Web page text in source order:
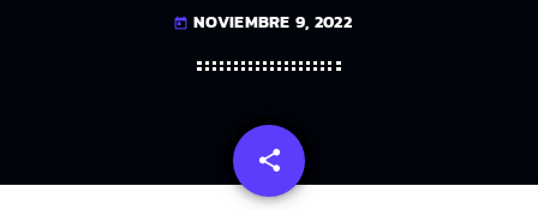
today NOVIEMBRE 9, 2022
share
email